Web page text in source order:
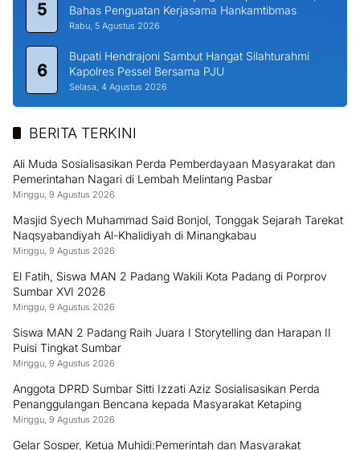
5
Bahas Penguatan Kerjasama Hankamtibmas
Rabu, 5 Agustus 2026
6
Bupati Hendrajoni Sambut Hangat Silahturahmi
Kapolres Pessel Bersama PJU
Selasa, 4 Agustus 2026
BERITA TERKINI
Ali Muda Sosialisasikan Perda Pemberdayaan Masyarakat dan
Pemerintahan Nagari di Lembah Melintang Pasbar
Minggu, 9 Agustus 2026
Masjid Syech Muhammad Said Bonjol, Tonggak Sejarah Tarekat
Naqsyabandiyah Al-Khalidiyah di Minangkabau
Minggu, 9 Agustus 2026
El Fatih, Siswa MAN 2 Padang Wakili Kota Padang di Porprov
Sumbar XVI 2026
Minggu, 9 Agustus 2026
Siswa MAN 2 Padang Raih Juara I Storytelling dan Harapan II
Puisi Tingkat Sumbar
Minggu, 9 Agustus 2026
Anggota DPRD Sumbar Sitti Izzati Aziz Sosialisasikan Perda
Penanggulangan Bencana kepada Masyarakat Ketaping
Minggu, 9 Agustus 2026
Gelar Sosper, Ketua Muhidi:Pemerintah dan Masyarakat